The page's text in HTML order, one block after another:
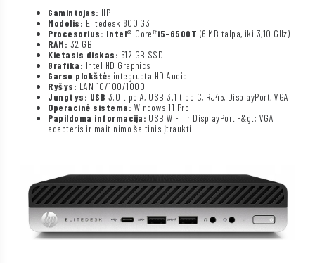
Gamintojas: HP
Modelis: Elitedesk 800 G3
Procesorius: Intel® Core™i5-6500T (6 MB talpa, iki 3,10 GHz)
RAM: 32 GB
Kietasis diskas: 512 GB SSD
Grafika: Intel HD Graphics
Garso plokštė: integruota HD Audio
Ryšys: LAN 10/100/1000
Jungtys: USB 3.0 tipo A, USB 3.1 tipo C, RJ45, DisplayPort, VGA
Operacinė sistema: Windows 11 Pro
Papildoma informacija: USB WiFi ir DisplayPort -&gt; VGA
adapteris ir maitinimo šaltinis įtraukti